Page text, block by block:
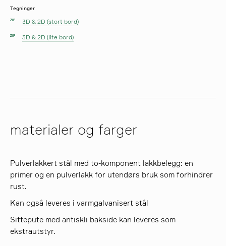
Tegninger
ZIP 3D & 2D (stort bord)
ZIP 3D & 2D (lite bord)
materialer og farger
Pulverlakkert stål med to-komponent lakkbelegg: en
primer og en pulverlakk for utendørs bruk som forhindrer
rust.
Kan også leveres i varmgalvanisert stål
Sittepute med antiskli bakside kan leveres som
ekstrautstyr.